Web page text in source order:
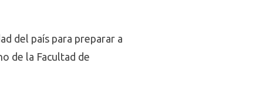
del país para preparar a
de la Facultad de